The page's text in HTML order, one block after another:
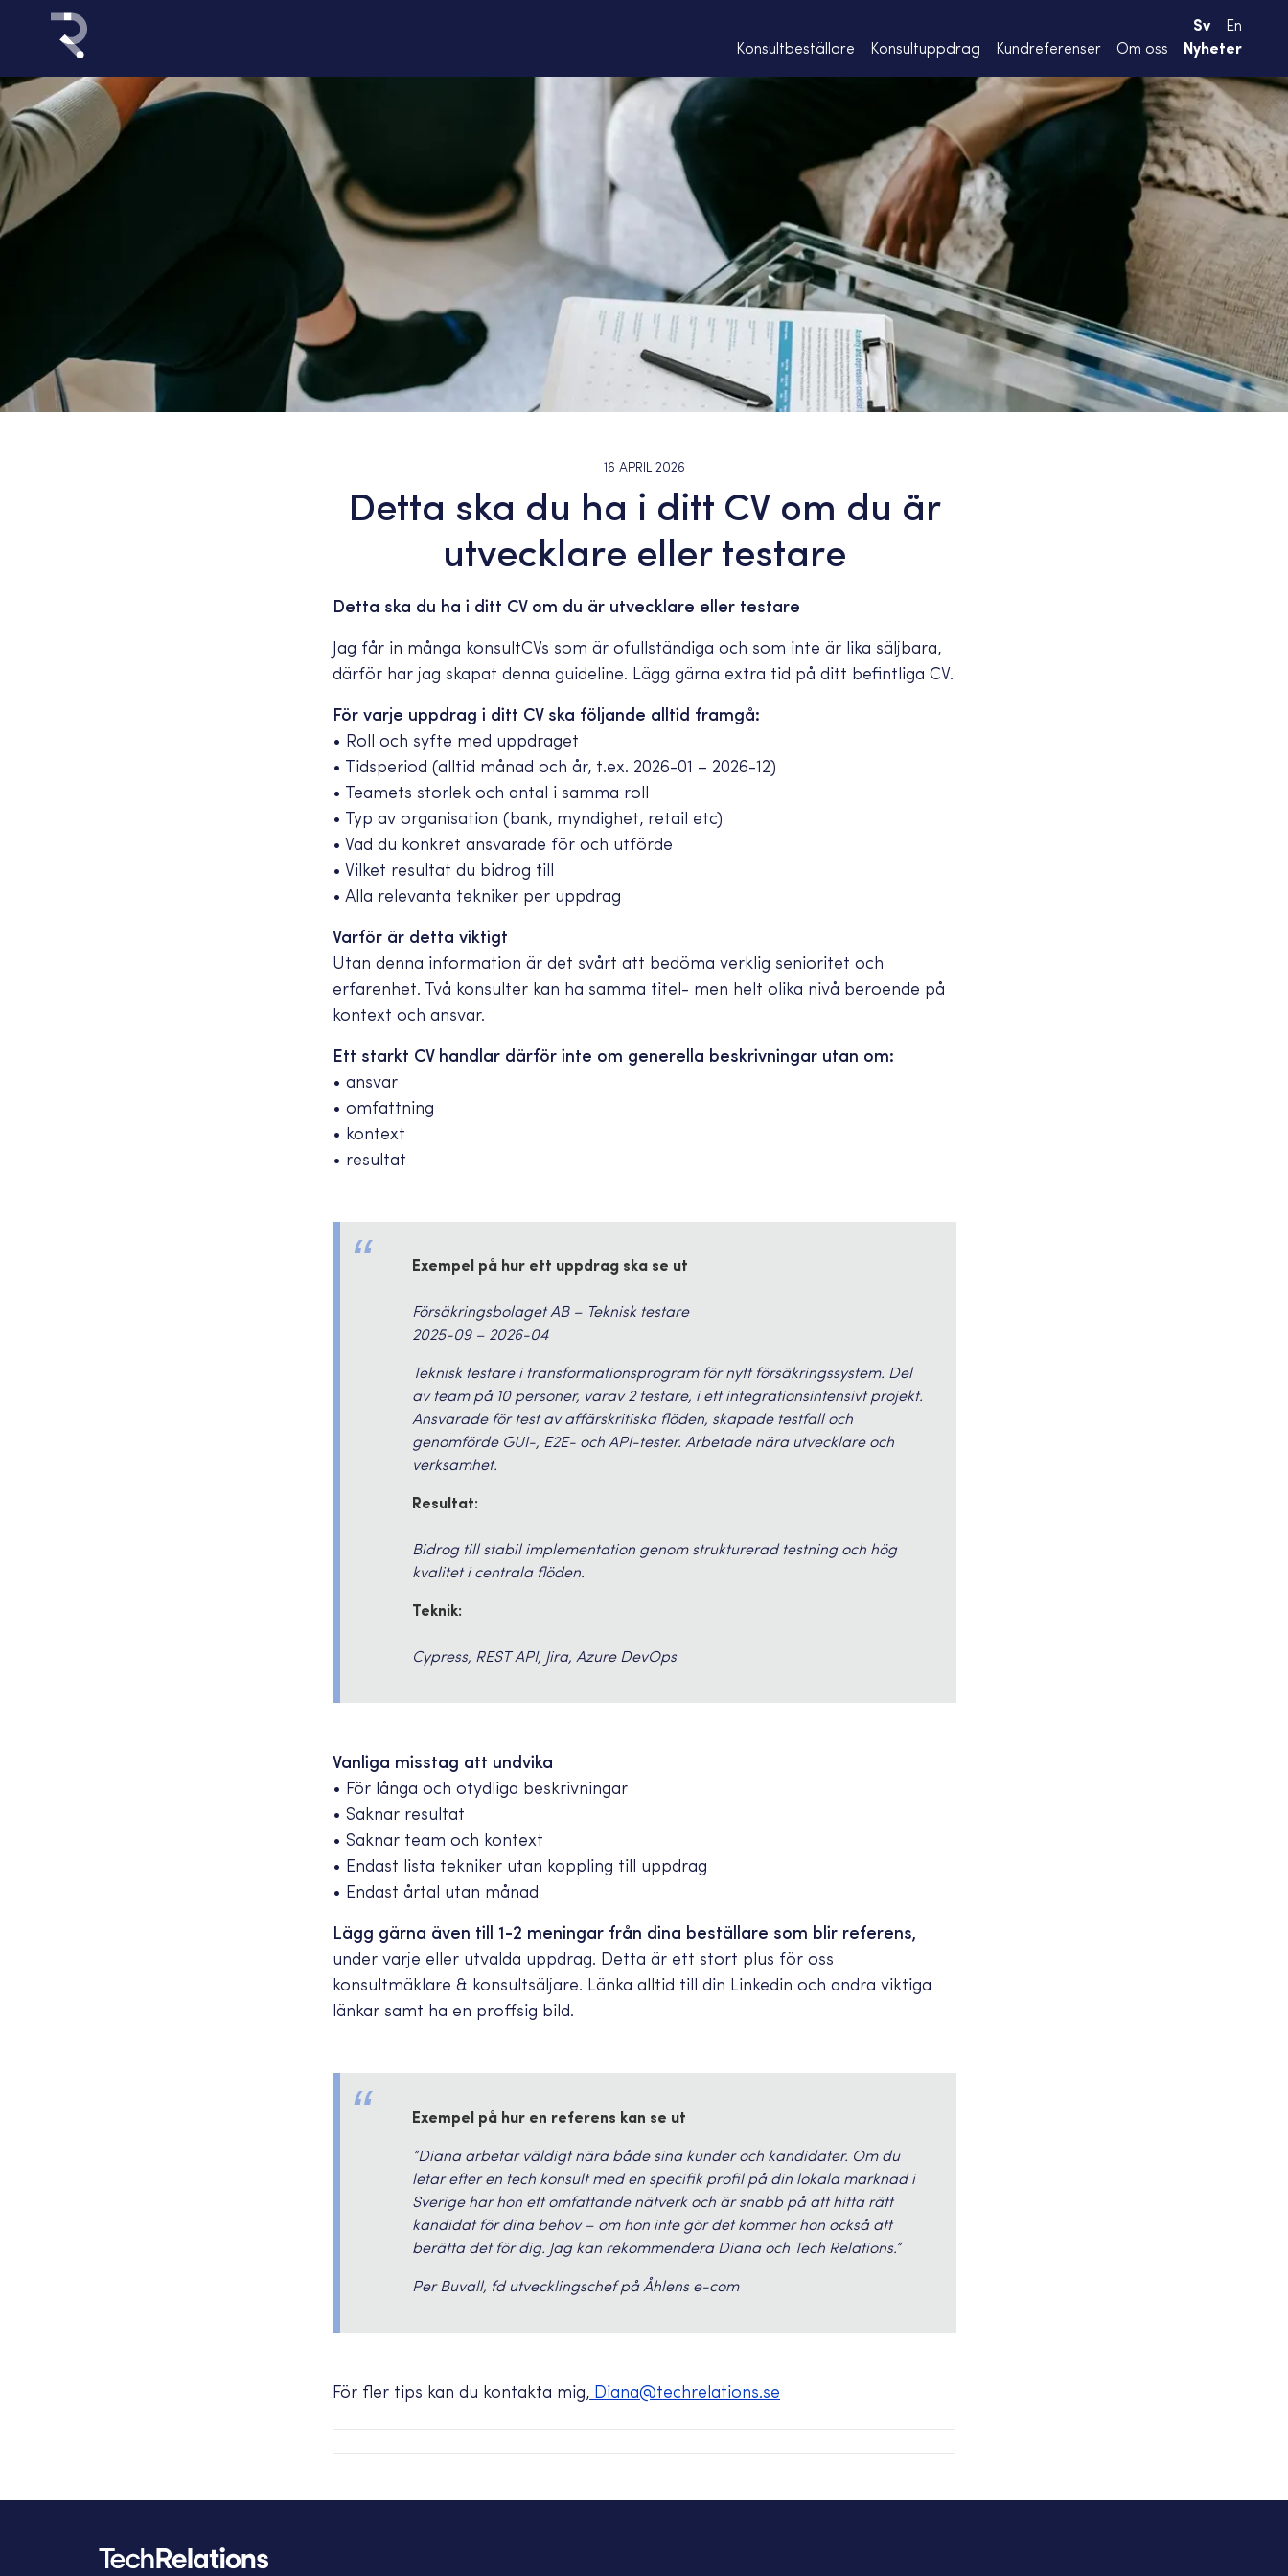
Konsultbeställare Konsultuppdrag Kundreferenser Om oss Nyheter
Sv En
16 APRIL 2026
Detta ska du ha i ditt CV om du är
utvecklare eller testare
Detta ska du ha i ditt CV om du är utvecklare eller testare
Jag får in många konsultCVs som är ofullständiga och som inte är lika säljbara,
därför har jag skapat denna guideline. Lägg gärna extra tid på ditt befintliga CV.
För varje uppdrag i ditt CV ska följande alltid framgå:
• Roll och syfte med uppdraget
• Tidsperiod (alltid månad och år, t.ex. 2026-01 – 2026-12)
• Teamets storlek och antal i samma roll
• Typ av organisation (bank, myndighet, retail etc)
• Vad du konkret ansvarade för och utförde
• Vilket resultat du bidrog till
• Alla relevanta tekniker per uppdrag
Varför är detta viktigt
Utan denna information är det svårt att bedöma verklig senioritet och
erfarenhet. Två konsulter kan ha samma titel- men helt olika nivå beroende på
kontext och ansvar.
Ett starkt CV handlar därför inte om generella beskrivningar utan om:
• ansvar
• omfattning
• kontext
• resultat
Exempel på hur ett uppdrag ska se ut
Försäkringsbolaget AB – Teknisk testare
2025-09 – 2026-04
Teknisk testare i transformationsprogram för nytt försäkringssystem. Del
av team på 10 personer, varav 2 testare, i ett integrationsintensivt projekt.
Ansvarade för test av affärskritiska flöden, skapade testfall och
genomförde GUI-, E2E- och API-tester. Arbetade nära utvecklare och
verksamhet.
Resultat:
Bidrog till stabil implementation genom strukturerad testning och hög
kvalitet i centrala flöden.
Teknik:
Cypress, REST API, Jira, Azure DevOps
Vanliga misstag att undvika
• För långa och otydliga beskrivningar
• Saknar resultat
• Saknar team och kontext
• Endast lista tekniker utan koppling till uppdrag
• Endast årtal utan månad
Lägg gärna även till 1-2 meningar från dina beställare som blir referens,
under varje eller utvalda uppdrag. Detta är ett stort plus för oss
konsultmäklare & konsultsäljare. Länka alltid till din Linkedin och andra viktiga
länkar samt ha en proffsig bild.
Exempel på hur en referens kan se ut
”Diana arbetar väldigt nära både sina kunder och kandidater. Om du
letar efter en tech konsult med en specifik profil på din lokala marknad i
Sverige har hon ett omfattande nätverk och är snabb på att hitta rätt
kandidat för dina behov – om hon inte gör det kommer hon också att
berätta det för dig. Jag kan rekommendera Diana och Tech Relations.”
Per Buvall, fd utvecklingschef på Åhlens e-com
För fler tips kan du kontakta mig, Diana@techrelations.se